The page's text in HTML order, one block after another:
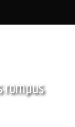
rompus